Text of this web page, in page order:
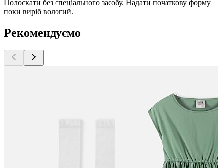
Полоскати без спеціального засобу. Надати початкову форму
поки виріб вологий.
Рекомендуємо